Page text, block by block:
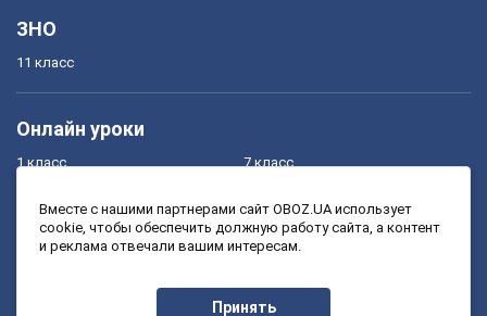
ЗНО
11 класс
Онлайн уроки
1 класс
3 класс
7 класс
9 класс
Вместе с нашими партнерами сайт OBOZ.UA использует
cookie, чтобы обеспечить должную работу сайта, а контент
и реклама отвечали вашим интересам.
Принять